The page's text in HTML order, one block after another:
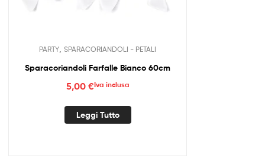
PARTY SPARACORIANDOLI - PETALI
Sparacoriandoli Farfalle Bianco 60cm
5,00 €Iva inclusa
Leggi Tutto